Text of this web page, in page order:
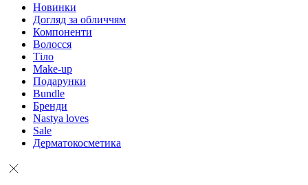
Новинки
Догляд за обличчям
Компоненти
Волосся
Тіло
Make-up
Подарунки
Bundle
Бренди
Nastya loves
Sale
Дерматокосметика